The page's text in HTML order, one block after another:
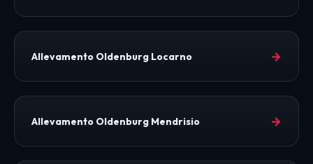
Allevamento Oldenburg Locarno →
Allevamento Oldenburg Mendrisio →